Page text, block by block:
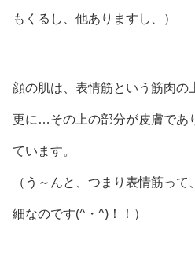
もくるし、他ありますし、）
顔の肌は、表情筋という筋肉の
更に…その上の部分が皮膚であ
ています。
（う～んと、つまり表情筋っ
細なのです(^・^)！！）